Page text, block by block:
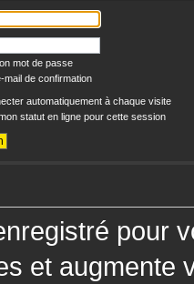
mot de passe
mail de confirmation
automatiquement à chaque visite
statut en ligne pour cette session
pour
et augmente